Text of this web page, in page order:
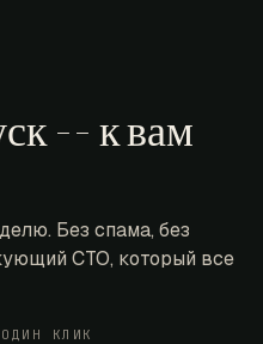
-- к вам
Без спама, без
CTO, который все
КЛИК